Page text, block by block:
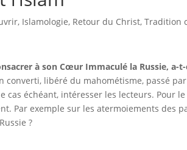
, Islamologie, Retour du Christ,Tradition
à son Cœur Immaculé la Russie, a-
converti, libéré du mahométisme, passé
cas échéant, intéresser les lecteurs. Pour
Par exemple sur les atermoiements des
?